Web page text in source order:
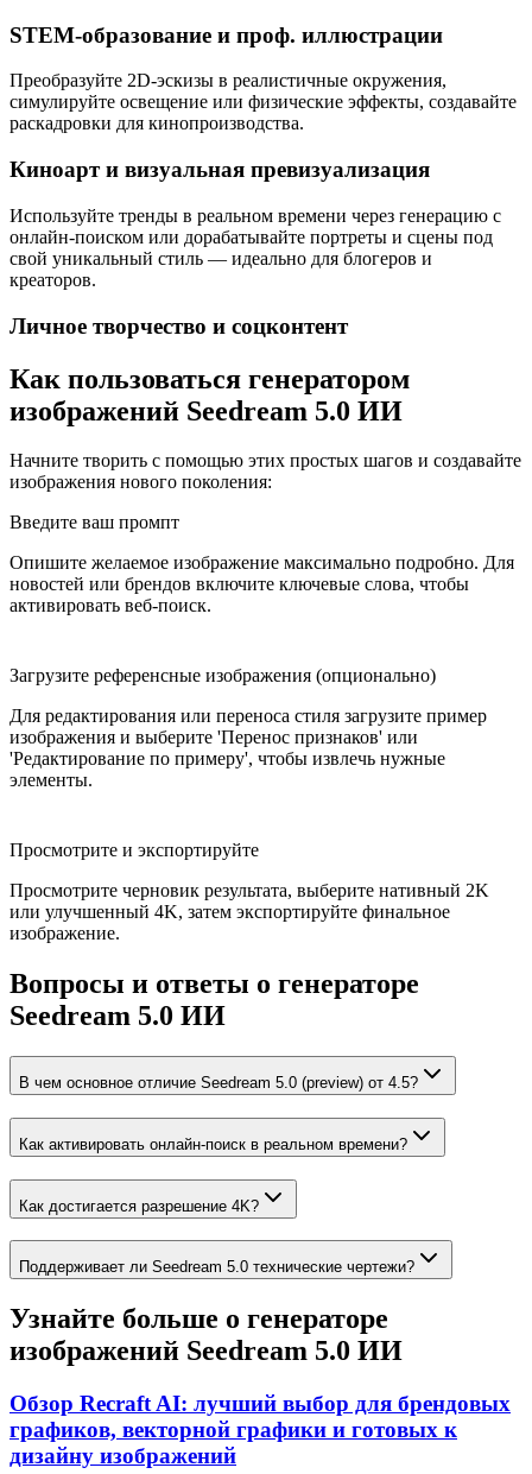
STEM-образование и проф. иллюстрации
Преобразуйте 2D-эскизы в реалистичные окружения,
симулируйте освещение или физические эффекты, создавайте
раскадровки для кинопроизводства.
Киноарт и визуальная превизуализация
Используйте тренды в реальном времени через генерацию с
онлайн-поиском или дорабатывайте портреты и сцены под
свой уникальный стиль — идеально для блогеров и
креаторов.
Личное творчество и соцконтент
Как пользоваться генератором
изображений Seedream 5.0 ИИ
Начните творить с помощью этих простых шагов и создавайте
изображения нового поколения:
Введите ваш промпт
Опишите желаемое изображение максимально подробно. Для
новостей или брендов включите ключевые слова, чтобы
активировать веб-поиск.
Загрузите референсные изображения (опционально)
Для редактирования или переноса стиля загрузите пример
изображения и выберите 'Перенос признаков' или
'Редактирование по примеру', чтобы извлечь нужные
элементы.
Просмотрите и экспортируйте
Просмотрите черновик результата, выберите нативный 2K
или улучшенный 4K, затем экспортируйте финальное
изображение.
Вопросы и ответы о генераторе
Seedream 5.0 ИИ
В чем основное отличие Seedream 5.0 (preview) от 4.5?
Как активировать онлайн-поиск в реальном времени?
Как достигается разрешение 4K?
Поддерживает ли Seedream 5.0 технические чертежи?
Узнайте больше о генераторе
изображений Seedream 5.0 ИИ
Обзор Recraft AI: лучший выбор для брендовых
графиков, векторной графики и готовых к
дизайну изображений